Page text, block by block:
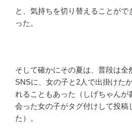
と、気持ちを切り替えることがで
った。
そして確かにその夏は、普段は全
SNSに、女の子と2人で出掛けた
れることもあった（しげちゃんが
会った女の子がタグ付けして投稿
た）。